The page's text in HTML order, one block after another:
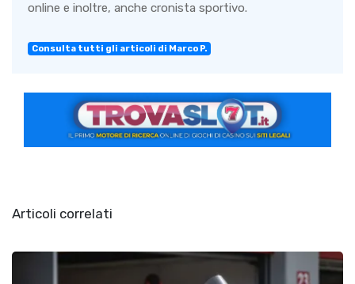
online e inoltre, anche cronista sportivo.
Consulta tutti gli articoli di Marco P.
Articoli correlati